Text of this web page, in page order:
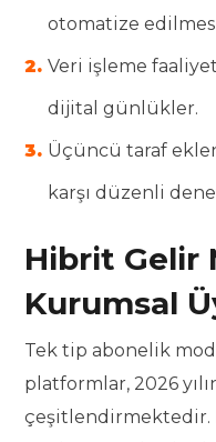
otomatize
Veri işleme
dijital günlükler.
Üçüncü taraf
karşı düzenli
Hibrit Gelir
Kurumsal
Tek tip abonelik
platformlar, 2026
çeşitlendirmektedir.